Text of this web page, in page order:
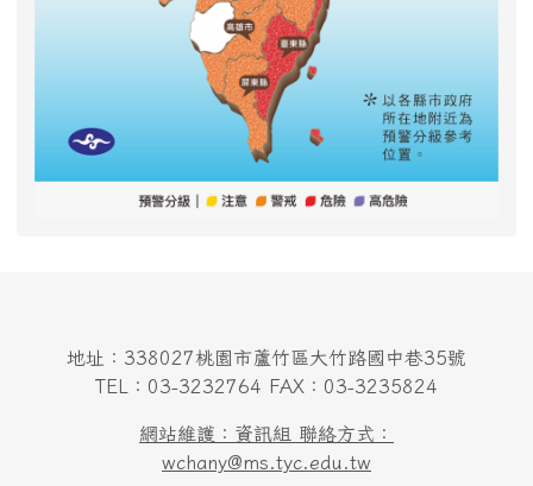
地址：338027桃園市蘆竹區大竹路國中巷35號
TEL：03-3232764 FAX：03-3235824
網站維護：資訊組 聯絡方式：
wchany@ms.tyc.edu.tw